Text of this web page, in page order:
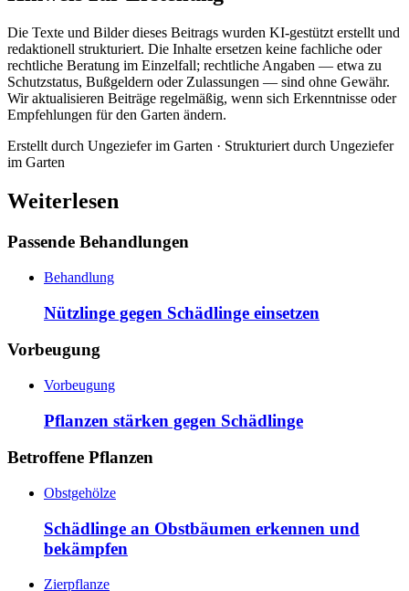
Die Texte und Bilder dieses Beitrags wurden KI-gestützt erstellt und
redaktionell strukturiert. Die Inhalte ersetzen keine fachliche oder
rechtliche Beratung im Einzelfall; rechtliche Angaben — etwa zu
Schutzstatus, Bußgeldern oder Zulassungen — sind ohne Gewähr.
Wir aktualisieren Beiträge regelmäßig, wenn sich Erkenntnisse oder
Empfehlungen für den Garten ändern.
Erstellt durch Ungeziefer im Garten · Strukturiert durch Ungeziefer
im Garten
Weiterlesen
Passende Behandlungen
Behandlung
Nützlinge gegen Schädlinge einsetzen
Vorbeugung
Vorbeugung
Pflanzen stärken gegen Schädlinge
Betroffene Pflanzen
Obstgehölze
Schädlinge an Obstbäumen erkennen und
bekämpfen
Zierpflanze